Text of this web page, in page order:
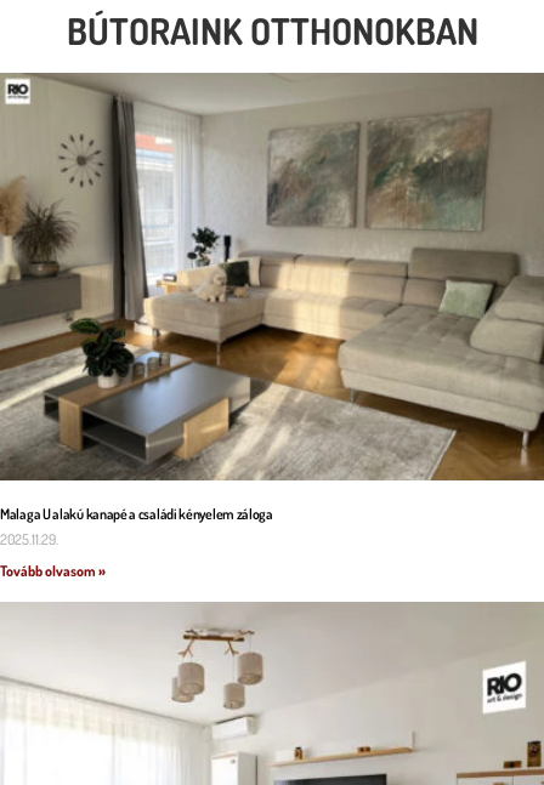
BÚTORAINK OTTHONOKBAN
Malaga U alakú kanapé a családi kényelem záloga
2025.11.29.
Tovább olvasom »